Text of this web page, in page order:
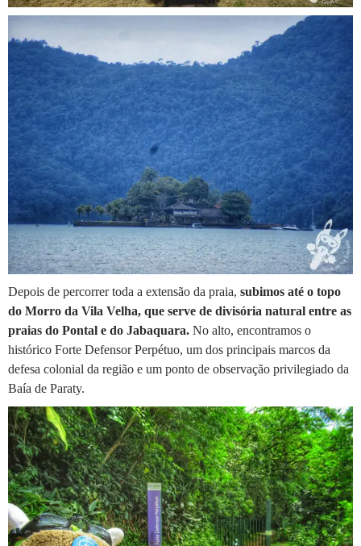
Depois de percorrer toda a extensão da praia, subimos até o topo
do Morro da Vila Velha, que serve de divisória natural entre as
praias do Pontal e do Jabaquara. No alto, encontramos o
histórico Forte Defensor Perpétuo, um dos principais marcos da
defesa colonial da região e um ponto de observação privilegiado da
Baía de Paraty.